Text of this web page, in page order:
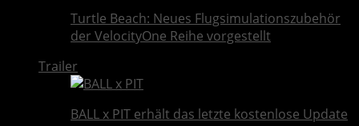
Turtle Beach: Neues Flugsimulationszubehör
der VelocityOne Reihe vorgestellt
Trailer
BALL x PIT erhält das letzte kostenlose Update